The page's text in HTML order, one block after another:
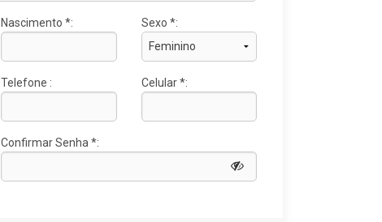
Nascimento *: Sexo *:
Telefone : Celular *:
Confirmar Senha *: